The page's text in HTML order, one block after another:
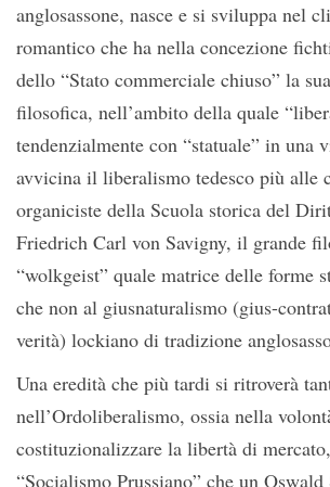
anglosassone, nasce e si sviluppa nel
romantico che ha nella concezione
dello “Stato commerciale chiuso” la
filosofica, nell’ambito della quale
tendenzialmente con “statuale” in una
avvicina il liberalismo tedesco più alle
organiciste della Scuola storica del
Friedrich Carl von Savigny, il grande
“wolkgeist” quale matrice delle forme
che non al giusnaturalismo (gius-
verità) lockiano di tradizione
Una eredità che più tardi si ritroverà
nell’Ordoliberalismo, ossia nella
costituzionalizzare la libertà di
“Socialismo Prussiano” che un Oswald